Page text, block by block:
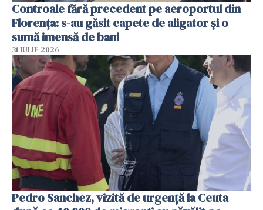
Controale fără precedent pe aeroportul din
Florența: s-au găsit capete de aligator și o
sumă imensă de bani
31 IULIE 2026
Pedro Sanchez, vizită de urgență la Ceuta